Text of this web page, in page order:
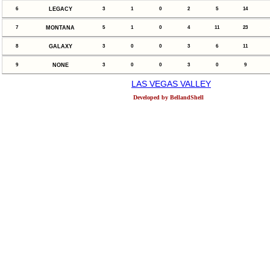
6 LEGACY 3 1 0 2 5 14
7 MONTANA 5 1 0 4 11 23
8 GALAXY 3 0 0 3 6 11
9 NONE 3 0 0 3 0 9
LAS VEGAS VALLEY
Developed by BellandShell